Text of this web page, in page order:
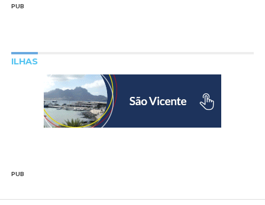
PUB
ILHAS
PUB